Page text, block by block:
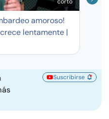
amoroso!
lentamente |
Suscribirse